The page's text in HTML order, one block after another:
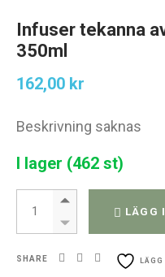
Infuser tekanna
350ml
162,00 kr
Beskrivning saknas
I lager (462 st)
Infuser tekanna av glas -
LÄGG
SHARE